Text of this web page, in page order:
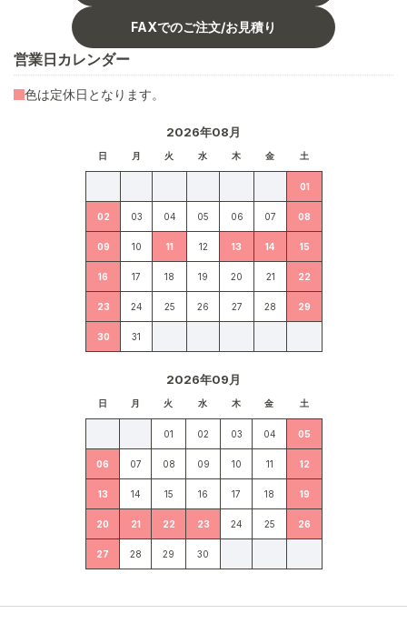
FAXでのご注文/お見積り
営業日カレンダー
2026年08月
日 月 火 水 木 金 土
01
02 03 04 05 06 07 08
09 10 11 12 13 14 15
16 17 18 19 20 21 22
23 24 25 26 27 28 29
30 31
2026年09月
日 月 火 水 木 金 土
01 02 03 04 05
06 07 08 09 10 11 12
13 14 15 16 17 18 19
20 21 22 23 24 25 26
27 28 29 30
色は定休日となります。